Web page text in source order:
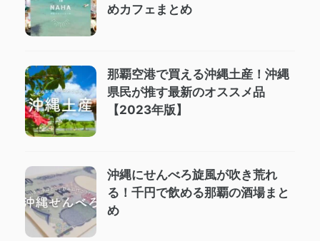
めカフェまとめ
那覇空港で買える沖縄土産！沖縄
県民が推す最新のオススメ品
【2023年版】
沖縄にせんべろ旋風が吹き荒れ
る！千円で飲める那覇の酒場まと
め